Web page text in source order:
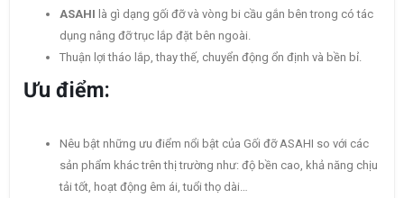
ASAHI là gì dạng gối đỡ và vòng bi cầu gắn bên trong có tác
dụng nâng đỡ trục lắp đặt bên ngoài.
Thuận lợi tháo lắp, thay thế, chuyển động ổn định và bền bỉ.
Ưu điểm:
Nêu bật những ưu điểm nổi bật của Gối đỡ ASAHI so với các
sản phẩm khác trên thị trường như: độ bền cao, khả năng chịu
tải tốt, hoạt động êm ái, tuổi thọ dài…